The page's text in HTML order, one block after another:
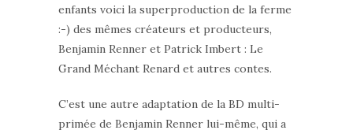
enfants voici la superproduction de la ferme
:-) des mêmes créateurs et producteurs,
Benjamin Renner et Patrick Imbert : Le
Grand Méchant Renard et autres contes.
C’est une autre adaptation de la BD multi-
primée de Benjamin Renner lui-même, qui a